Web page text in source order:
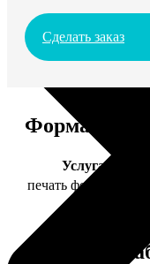
Сделать заказ
Форматы и
Услуга
печать фото 20х30
Примеры